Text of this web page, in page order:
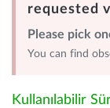
requested
Please pick
You can find
Kullanılabilir